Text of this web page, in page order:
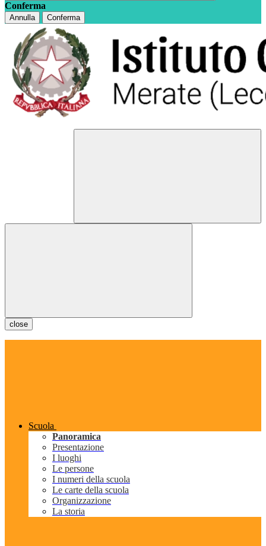
Conferma
Annulla Conferma
close
Scuola
Panoramica
Presentazione
I luoghi
Le persone
I numeri della scuola
Le carte della scuola
Organizzazione
La storia